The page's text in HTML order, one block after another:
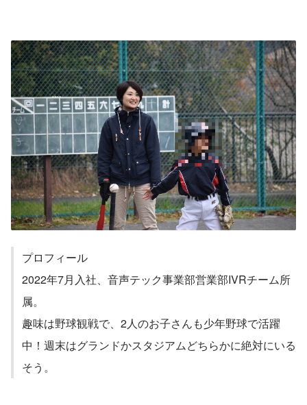
プロフィール
2022年7月入社、音声テック事業部営業部IVRチーム所
属。
趣味は野球観戦で、2人のお子さんも少年野球で活躍
中！週末はグランドかスタジアムどちらかに絶対にいる
そう。